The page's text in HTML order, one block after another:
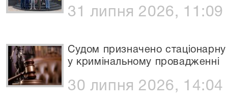
31 липня 2026, 11:09
Судом призначено
у кримінальному провадженні
30 липня 2026, 14:04